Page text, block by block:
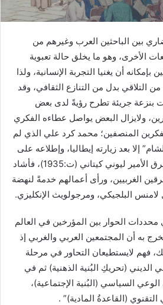
بين الباحثين العرب وغيرهم من
الأخرى، وهو ما يخلق حالة تعبوية
أن يغنيا التجربة الإنسانية، ولذا
التلاقي بدل من التنازع الثقافي، وقد
بنزعة جريئة تطرح رؤيةً لدى بعض
ولايزال البعض يواصل عطاءه الفكري
المنصفين؛ محمد كرد علي الذي لم
إلا بعد زيارته إيطاليا، وإطلاعه على
مخطوطات المستشرق الأمير ليوني كيتاني (ت:1935)، فأشاد
الغربيين، ورأى أعمالهم خدمةً لنهضة
البلجيكي، ومرجولويث الإنكليزي.
محددات الحوار بين المؤرخين في العالم
به أن المجتمعين العربي والغربي إذ
فهم لايستطيعان التحاور في مرحلة
(تحريكِ البُنية الذهنية) ثم في
السياسي (البُنية الإجتماعية)،
(القاعدةُ المادية)” .